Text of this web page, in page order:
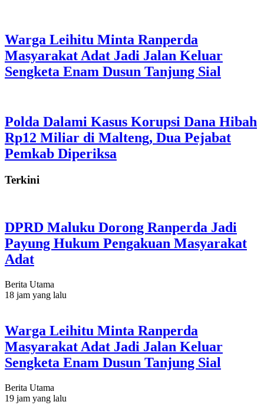
Warga Leihitu Minta Ranperda
Masyarakat Adat Jadi Jalan Keluar
Sengketa Enam Dusun Tanjung Sial
Polda Dalami Kasus Korupsi Dana Hibah
Rp12 Miliar di Malteng, Dua Pejabat
Pemkab Diperiksa
Terkini
DPRD Maluku Dorong Ranperda Jadi
Payung Hukum Pengakuan Masyarakat
Adat
Berita Utama
18 jam yang lalu
Warga Leihitu Minta Ranperda
Masyarakat Adat Jadi Jalan Keluar
Sengketa Enam Dusun Tanjung Sial
Berita Utama
19 jam yang lalu